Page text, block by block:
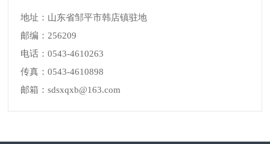
地址：山东省邹平市韩店镇驻地
邮编：256209
电话：0543-4610263
传真：0543-4610898
邮箱：sdsxqxb@163.com